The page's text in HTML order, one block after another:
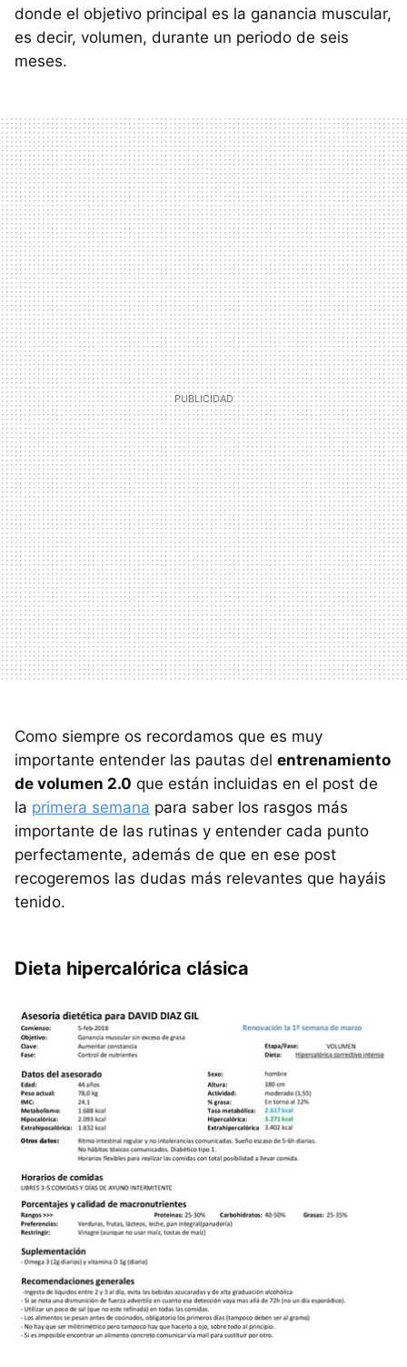
donde el objetivo principal es la ganancia muscular,
es decir, volumen, durante un periodo de seis
meses.
Como siempre os recordamos que es muy
importante entender las pautas del entrenamiento
de volumen 2.0 que están incluidas en el post de
la primera semana para saber los rasgos más
importante de las rutinas y entender cada punto
perfectamente, además de que en ese post
recogeremos las dudas más relevantes que hayáis
tenido.
Dieta hipercalórica clásica